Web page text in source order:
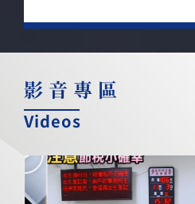
影音專區
Videos
放